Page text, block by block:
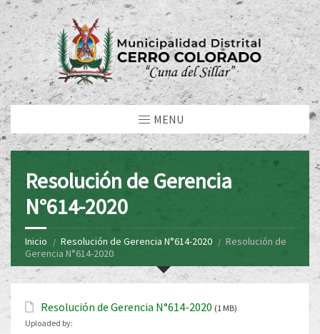
MENU
Resolución de Gerencia
N°614-2020
Inicio Resolución de Gerencia N°614-2020
Resolución de
Gerencia N°614-2020
Resolución de Gerencia N°614-2020 (1 MB)
Uploaded by: